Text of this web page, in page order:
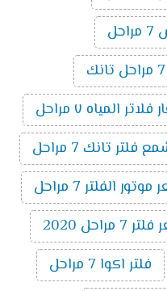
المياه ٧ مراحل
فلتر تانك 7 مراحل
الفلتر 7 مراحل
7 مراحل 2020
فلتر اكوا 7 مراحل